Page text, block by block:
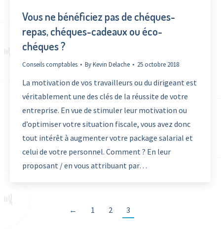
Vous ne bénéficiez pas de chéques-
repas, chéques-cadeaux ou éco-
chéques ?
Conseils comptables ByKevin Delache 25 octobre 2018
La motivation de vos travailleurs ou du dirigeant est
véritablement une des clés de la réussite de votre
entreprise. En vue de stimuler leur motivation ou
d’optimiser votre situation fiscale, vous avez donc
tout intérêt à augmenter votre package salarial et
celui de votre personnel. Comment ? En leur
proposant / en vous attribuant par…
← 1 2 3